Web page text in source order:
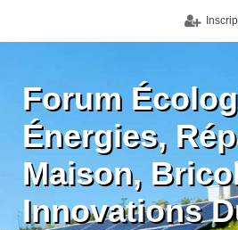
Forum
Énergies,
Maison,
Innovations